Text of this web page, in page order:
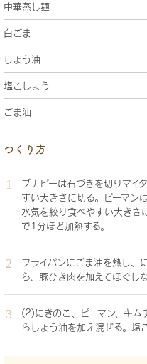
中華蒸し麺
白ごま
しょう油
塩こしょう
ごま油
つくり方
ブナピーは石づきを切りマイ
すい大きさに切る。ピーマン
水気を絞り食べやすい大き
で1分ほど加熱する。
フライパンにごま油を熱し、
ら、豚ひき肉を加えてほぐし
(2)にきのこ、ピーマン、キ
らしょう油を加え混ぜる。塩